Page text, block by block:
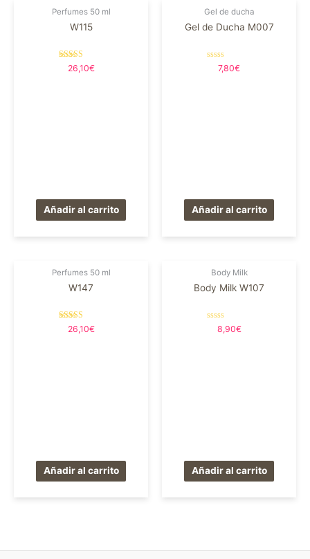
Perfumes 50 ml
W115
Valorado en
5.00
26,10€
Añadir al carrito
Gel de ducha
Gel de Ducha M007
Valorado
7,80€
Añadir al carrito
Perfumes 50 ml
W147
Valorado en
5.00
26,10€
Añadir al carrito
Body Milk
Body Milk W107
Valorado
8,90€
Añadir al carrito